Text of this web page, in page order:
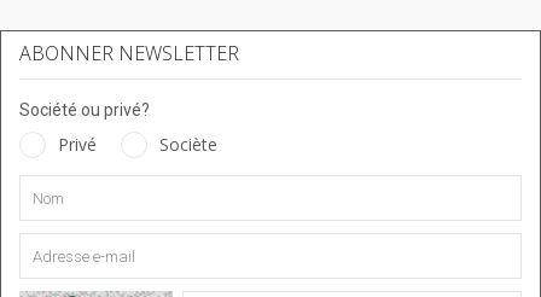
ABONNER NEWSLETTER
Société ou privé?
Privé Sociète